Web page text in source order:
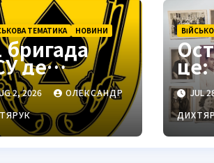
ТЕМАТИКА НОВИНИ
бригада
де
як
2, 2026
ОЛЕКСАНДР
це:
JUL